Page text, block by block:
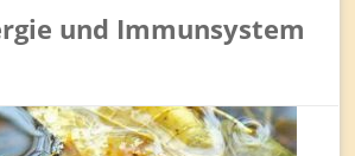
und Immunsystem